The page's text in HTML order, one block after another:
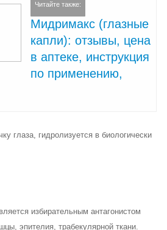
Читайте также:
Мидримакс (глазные
капли): отзывы, цена
в аптеке, инструкция
по применению,
глаза, гидролизуется в биологически
избирательным антагонистом
эпителия, трабекулярной ткани.